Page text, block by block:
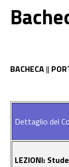
BACHECA||
Dettaglio del
LEZIONI: